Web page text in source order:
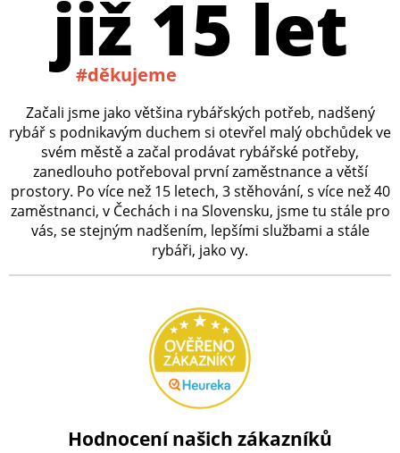
již 15 let
#děkujeme
Začali jsme jako většina rybářských potřeb, nadšený
rybář s podnikavým duchem si otevřel malý obchůdek ve
svém městě a začal prodávat rybářské potřeby,
zanedlouho potřeboval první zaměstnance a větší
prostory. Po více než 15 letech, 3 stěhování, s více než 40
zaměstnanci, v Čechách i na Slovensku, jsme tu stále pro
vás, se stejným nadšením, lepšími službami a stále
rybáři, jako vy.
Hodnocení našich zákazníků